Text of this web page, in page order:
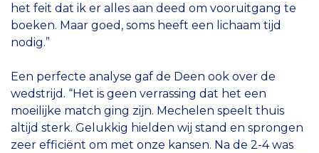
het feit dat ik er alles aan deed om vooruitgang te
boeken. Maar goed, soms heeft een lichaam tijd
nodig.”
Een perfecte analyse gaf de Deen ook over de
wedstrijd. “Het is geen verrassing dat het een
moeilijke match ging zijn. Mechelen speelt thuis
altijd sterk. Gelukkig hielden wij stand en sprongen
zeer efficiënt om met onze kansen. Na de 2-4 was